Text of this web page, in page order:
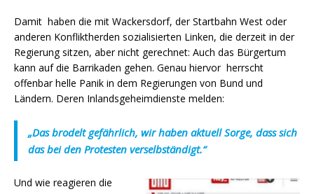
Damit haben die mit Wackersdorf, der Startbahn West oder
anderen Konfliktherden sozialisierten Linken, die derzeit in der
Regierung sitzen, aber nicht gerechnet: Auch das Bürgertum
kann auf die Barrikaden gehen. Genau hiervor herrscht
offenbar helle Panik in dem Regierungen von Bund und
Ländern. Deren Inlandsgeheimdienste melden:
„Das brodelt gefährlich, wir haben aktuell Sorge, dass sich
das bei den Protesten verselbständigt.“
Und wie reagieren die